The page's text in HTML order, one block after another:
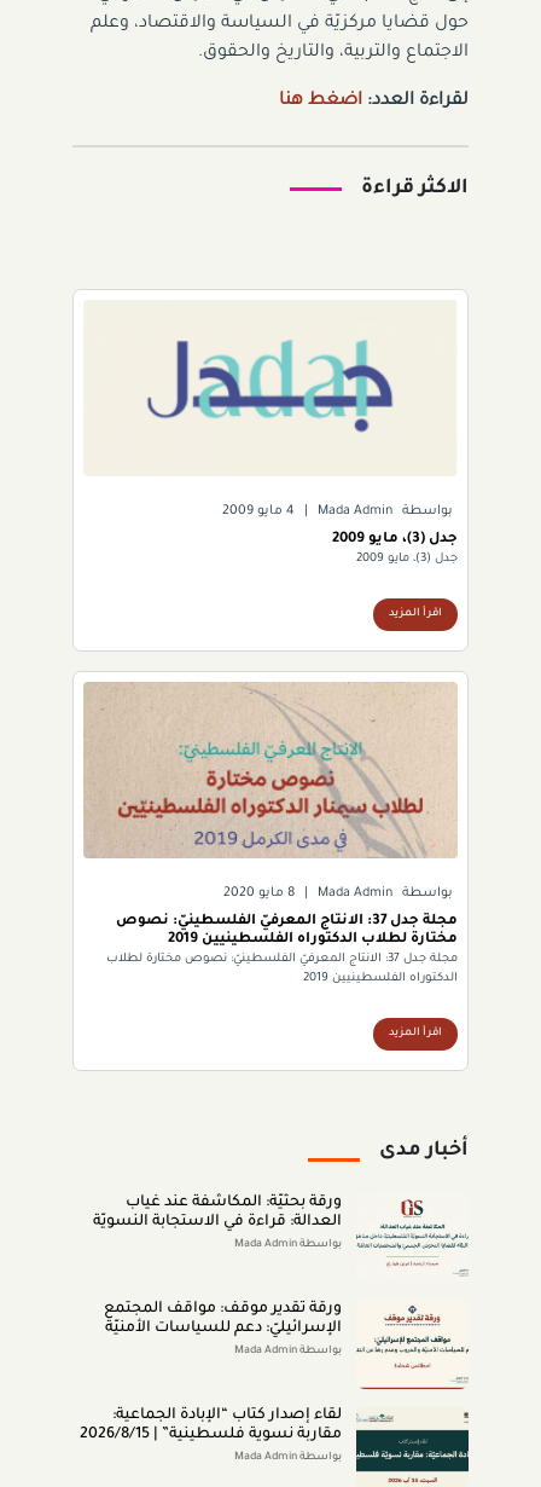
حول قضايا مركزيّة في السياسة والاقتصاد، وعلم
الاجتماع والتربية، والتاريخ والحقوق.
لقراءة العدد: اضغط هنا
الاكثر قراءة
بواسطة Mada Admin 4 مايو 2009
جدل (3)، مايو 2009
جدل (3)، مايو 2009
اقرأ المزيد
بواسطة Mada Admin 8 مايو 2020
مجلة جدل 37: الانتاج المعرفيّ الفلسطينيّ: نصوص
مختارة لطلاب الدكتوراه الفلسطينيين 2019
مجلة جدل 37: الانتاج المعرفيّ الفلسطينيّ: نصوص مختارة لطلاب
الدكتوراه الفلسطينيين 2019
اقرأ المزيد
أخبار مدى
ورقة بحثيّة: المكاشفة عند غياب
العدالة: قراءة في الاستجابة النسويّة
بواسطة Mada Admin
ورقة تقدير موقف: مواقف المجتمع
الإسرائيليّ: دعم للسياسات الأمنيّة
والحروب وعدم رضا عن النتائج (تمّوز
بواسطة Mada Admin
لقاء إصدار كتاب “اﻹﺑﺎدةّ اﻟﺠﻤﺎﻋﻴﺔ:
ﻣﻘﺎرﺑﺔ ﻧﺴﻮﻳﺔ ﻓﻠﺴﻄﻴﻨﻴﺔ” | 2026/8/15
|بواسطة Mada Admin